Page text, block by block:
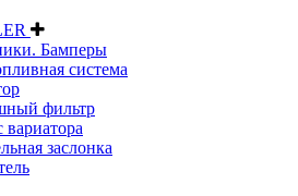
Бамперы
система
фильтр
вариатора
заслонка